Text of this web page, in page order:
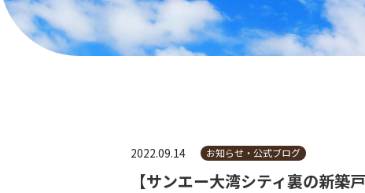
【サンエー大湾シティ裏の新築
2022.09.14 お知らせ・公式ブログ